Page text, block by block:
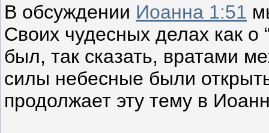
В обсуждении Иоанна 1:51
Своих чудесных делах как о
был, так сказать, вратами
силы небесные были
продолжает эту тему в